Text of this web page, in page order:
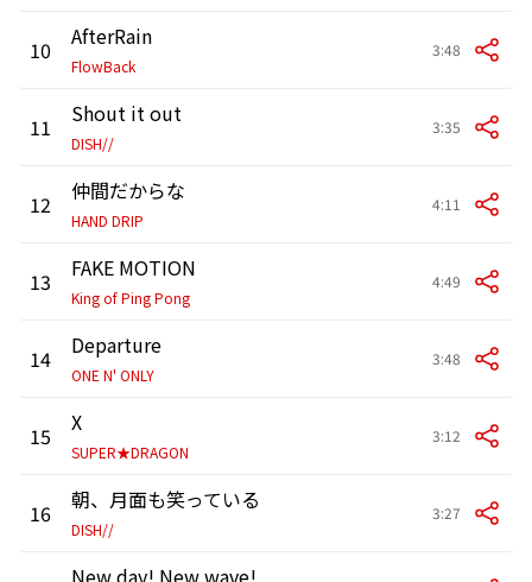
10 AfterRain
FlowBack
3:48
11 Shout it out
DISH//
3:35
12 仲間だからな
HAND DRIP
4:11
13 FAKE MOTION
King of Ping Pong
4:49
14 Departure
ONE N' ONLY
3:48
15 X
SUPER★DRAGON
3:12
16 朝、月面も笑っている
DISH//
3:27
New day! New wave!